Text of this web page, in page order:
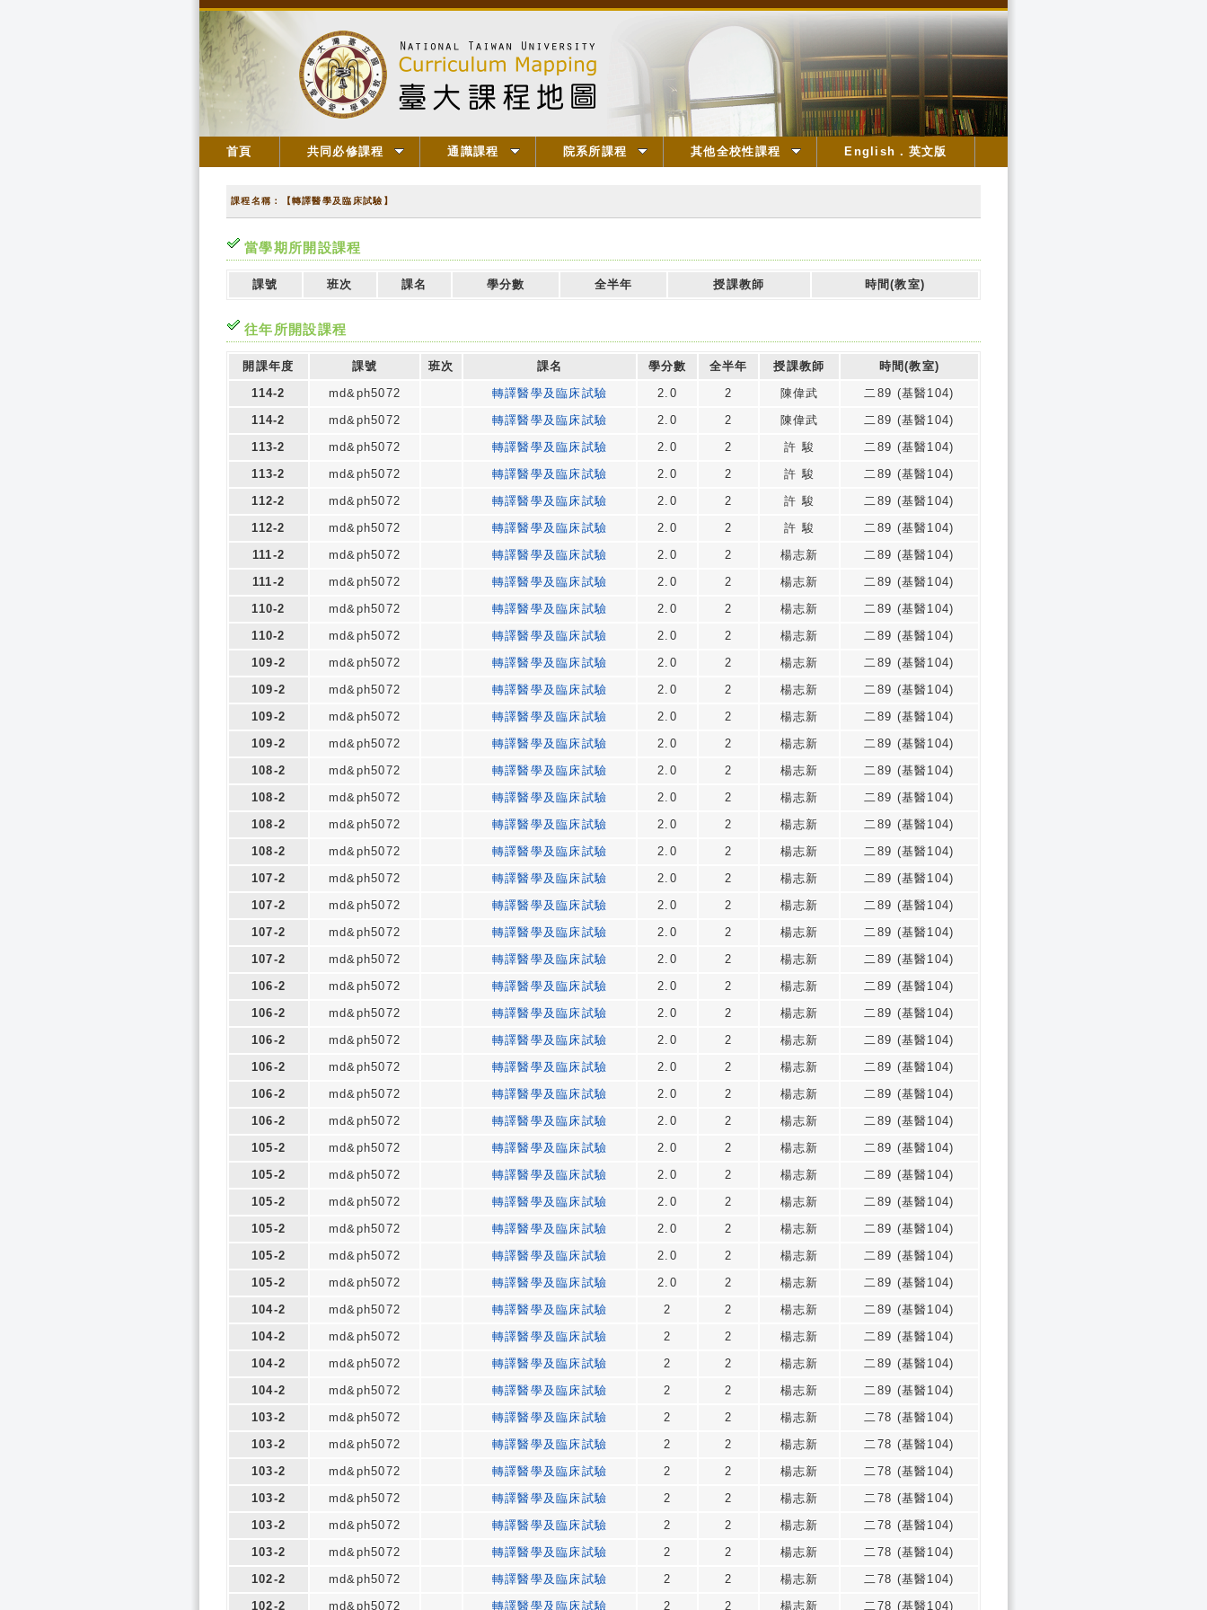
首頁 共同必修課程 通識課程 院系所課程 其他全校性課程 English．英文版
課程名稱：【轉譯醫學及臨床試驗】
當學期所開設課程
課號 班次 課名 學分數 全半年 授課教師 時間(教室)
往年所開設課程
開課年度 課號 班次 課名 學分數 全半年 授課教師
時間(教室)
114-2
md&ph5072 轉譯醫學及臨床試驗 2.0 2 陳偉武
二89 (基醫104)
114-2
md&ph5072 轉譯醫學及臨床試驗 2.0 2 陳偉武
二89 (基醫104)
113-2
md&ph5072 轉譯醫學及臨床試驗 2.0 2 許 駿
二89 (基醫104)
113-2
md&ph5072 轉譯醫學及臨床試驗 2.0 2 許 駿
二89 (基醫104)
112-2
md&ph5072 轉譯醫學及臨床試驗 2.0 2 許 駿
二89 (基醫104)
112-2
md&ph5072 轉譯醫學及臨床試驗 2.0 2 許 駿
二89 (基醫104)
111-2
md&ph5072 轉譯醫學及臨床試驗 2.0 2 楊志新
二89 (基醫104)
111-2
md&ph5072 轉譯醫學及臨床試驗 2.0 2 楊志新
二89 (基醫104)
110-2
md&ph5072 轉譯醫學及臨床試驗 2.0 2 楊志新
二89 (基醫104)
110-2
md&ph5072 轉譯醫學及臨床試驗 2.0 2 楊志新
二89 (基醫104)
109-2
md&ph5072 轉譯醫學及臨床試驗 2.0 2 楊志新
二89 (基醫104)
109-2
md&ph5072 轉譯醫學及臨床試驗 2.0 2 楊志新
二89 (基醫104)
109-2
md&ph5072 轉譯醫學及臨床試驗 2.0 2 楊志新
二89 (基醫104)
109-2
md&ph5072 轉譯醫學及臨床試驗 2.0 2 楊志新
二89 (基醫104)
108-2
md&ph5072 轉譯醫學及臨床試驗 2.0 2 楊志新
二89 (基醫104)
108-2
md&ph5072 轉譯醫學及臨床試驗 2.0 2 楊志新
二89 (基醫104)
108-2
md&ph5072 轉譯醫學及臨床試驗 2.0 2 楊志新
二89 (基醫104)
108-2
md&ph5072 轉譯醫學及臨床試驗 2.0 2 楊志新
二89 (基醫104)
107-2
md&ph5072 轉譯醫學及臨床試驗 2.0 2 楊志新
二89 (基醫104)
107-2
md&ph5072 轉譯醫學及臨床試驗 2.0 2 楊志新
二89 (基醫104)
107-2
md&ph5072 轉譯醫學及臨床試驗 2.0 2 楊志新
二89 (基醫104)
107-2
md&ph5072 轉譯醫學及臨床試驗 2.0 2 楊志新
二89 (基醫104)
106-2
md&ph5072 轉譯醫學及臨床試驗 2.0 2 楊志新
二89 (基醫104)
106-2
md&ph5072 轉譯醫學及臨床試驗 2.0 2 楊志新
二89 (基醫104)
106-2
md&ph5072 轉譯醫學及臨床試驗 2.0 2 楊志新
二89 (基醫104)
106-2
md&ph5072 轉譯醫學及臨床試驗 2.0 2 楊志新
二89 (基醫104)
106-2
md&ph5072 轉譯醫學及臨床試驗 2.0 2 楊志新
二89 (基醫104)
106-2
md&ph5072 轉譯醫學及臨床試驗 2.0 2 楊志新
二89 (基醫104)
105-2
md&ph5072 轉譯醫學及臨床試驗 2.0 2 楊志新
二89 (基醫104)
105-2
md&ph5072 轉譯醫學及臨床試驗 2.0 2 楊志新
二89 (基醫104)
105-2
md&ph5072 轉譯醫學及臨床試驗 2.0 2 楊志新
二89 (基醫104)
105-2
md&ph5072 轉譯醫學及臨床試驗 2.0 2 楊志新
二89 (基醫104)
105-2
md&ph5072 轉譯醫學及臨床試驗 2.0 2 楊志新
二89 (基醫104)
105-2
md&ph5072 轉譯醫學及臨床試驗 2.0 2 楊志新
二89 (基醫104)
104-2
md&ph5072 轉譯醫學及臨床試驗 2 2 楊志新
二89 (基醫104)
104-2
md&ph5072 轉譯醫學及臨床試驗 2 2 楊志新
二89 (基醫104)
104-2
md&ph5072 轉譯醫學及臨床試驗 2 2 楊志新
二89 (基醫104)
104-2
md&ph5072 轉譯醫學及臨床試驗 2 2 楊志新
二89 (基醫104)
103-2
md&ph5072 轉譯醫學及臨床試驗 2 2 楊志新
二78 (基醫104)
103-2
md&ph5072 轉譯醫學及臨床試驗 2 2 楊志新
二78 (基醫104)
103-2
md&ph5072 轉譯醫學及臨床試驗 2 2 楊志新
二78 (基醫104)
103-2
md&ph5072 轉譯醫學及臨床試驗 2 2 楊志新
二78 (基醫104)
103-2
md&ph5072 轉譯醫學及臨床試驗 2 2 楊志新
二78 (基醫104)
103-2
md&ph5072 轉譯醫學及臨床試驗 2 2 楊志新
二78 (基醫104)
102-2
md&ph5072 轉譯醫學及臨床試驗 2 2 楊志新
二78 (基醫104)
102-2
md&ph5072 轉譯醫學及臨床試驗 2 2 楊志新 二78 (基醫104)